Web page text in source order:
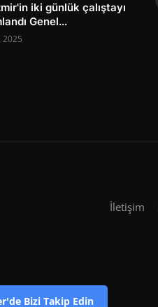
iki günlük çalıştayı
Genel...
2025
İletişim
Bizi Takip Edin